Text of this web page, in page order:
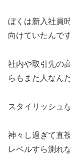
ぼくは新入社員
向けていたんで
社内や取引先の
らもまた人なん
スタイリッシュ
神々し過ぎて直
レベルすら測れ